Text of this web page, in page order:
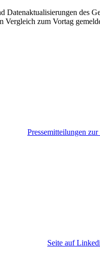
Datenaktualisierungen des
zum Vortag
Pressemitteilungen
Seite auf